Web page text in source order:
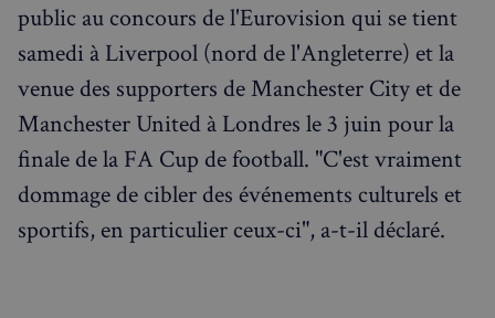
public au concours de l'Eurovision qui se tient
samedi à Liverpool (nord de l'Angleterre) et la
venue des supporters de Manchester City et de
Manchester United à Londres le 3 juin pour la
finale de la FA Cup de football. "C'est vraiment
dommage de cibler des événements culturels et
sportifs, en particulier ceux-ci", a-t-il déclaré.